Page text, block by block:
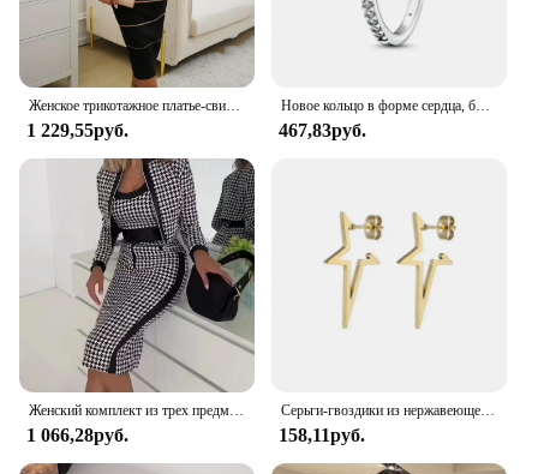
1 229,55руб.
Новое кольцо в форме сердца, блестящее серебряное кольцо, различные цвета, классическое роскошное очаровательное изысканное ювелирное изделие, подарок-сюрприз
467,83руб.
Женский комплект из трех предметов, Элегантный Приталенный комплект из жакета с длинным рукавом и юбки, весна-осень
1 066,28руб.
Серьги-гвоздики из нержавеющей стали в стиле хип-хоп, 2 шт.
158,11руб.